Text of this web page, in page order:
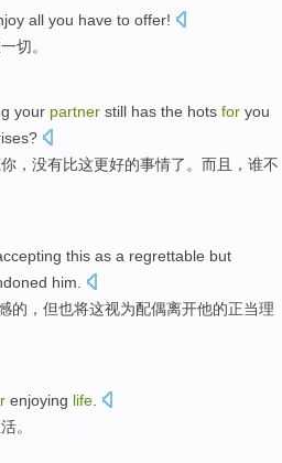
all you have to offer!
一切。
your partner still has the hots for you
?
你 ， 没有比这更好的事情了 。 而且 ， 谁不
this as a regrettable but
him
的， 但也将这视为配偶离开他的正当理
enjoying life
。